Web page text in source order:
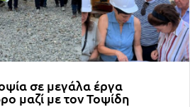
σε μεγάλα έργα
μαζί με τον Τοψίδη